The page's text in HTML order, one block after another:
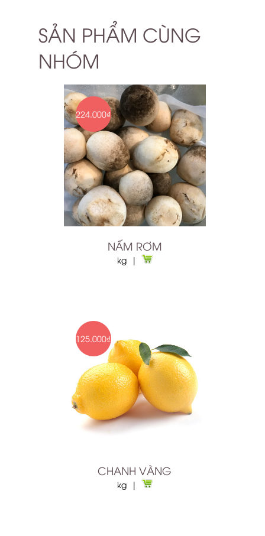
SẢN PHẨM CÙNG
NHÓM
224.000₫
NẤM RƠM
kg |
125.000₫
CHANH VÀNG
kg |